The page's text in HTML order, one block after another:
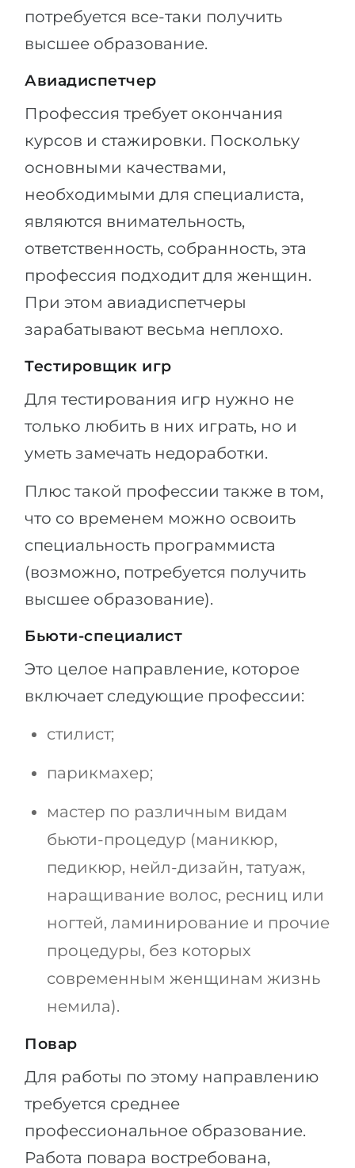
потребуется все-таки получить
высшее образование.
Авиадиспетчер
Профессия требует окончания
курсов и стажировки. Поскольку
основными качествами,
необходимыми для специалиста,
являются внимательность,
ответственность, собранность, эта
профессия подходит для женщин.
При этом авиадиспетчеры
зарабатывают весьма неплохо.
Тестировщик игр
Для тестирования игр нужно не
только любить в них играть, но и
уметь замечать недоработки.
Плюс такой профессии также в том,
что со временем можно освоить
специальность программиста
(возможно, потребуется получить
высшее образование).
Бьюти-специалист
Это целое направление, которое
включает следующие профессии:
стилист;
парикмахер;
мастер по различным видам
бьюти-процедур (маникюр,
педикюр, нейл-дизайн, татуаж,
наращивание волос, ресниц или
ногтей, ламинирование и прочие
процедуры, без которых
современным женщинам жизнь
немила).
Повар
Для работы по этому направлению
требуется среднее
профессиональное образование.
Работа повара востребована,